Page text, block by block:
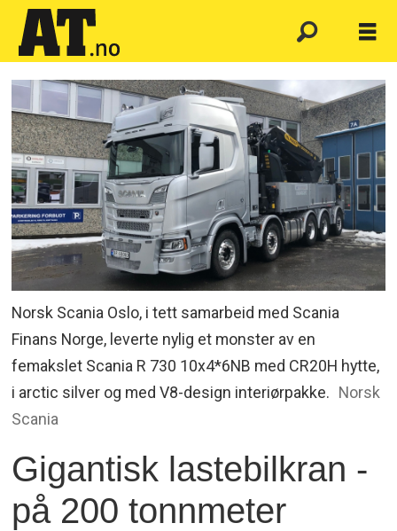
Norsk Scania Oslo, i tett samarbeid med Scania
Finans Norge, leverte nylig et monster av en
femakslet Scania R 730 10x4*6NB med CR20H hytte,
i arctic silver og med V8-design interiørpakke. Norsk
Scania
Gigantisk lastebilkran -
på 200 tonnmeter